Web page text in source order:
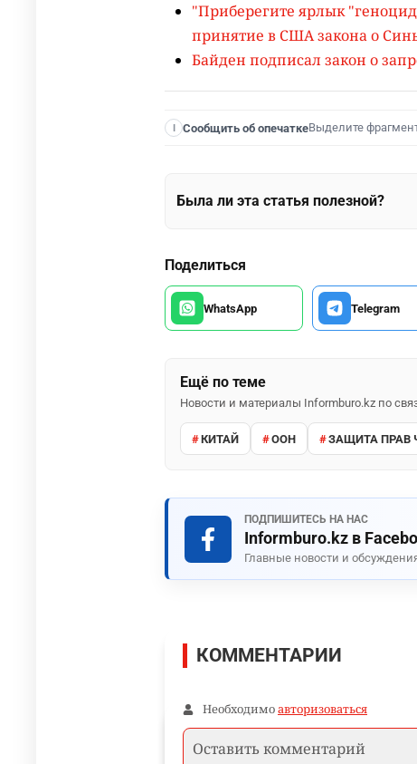
"Приберегите ярлык
принятие в США закона о
Байден подписал закон о
I Сообщить об опечаткеВыделите
Была ли эта статья полезной?
Поделиться
WhatsApp Telegram
Ещё по теме
Новости и материалы Informburo.kz по
КИТАЙ ООН ЗАЩИТА ПРАВ
ПОДПИШИТЕСЬ НА НАС
Informburo.kz в
Главные новости и
КОММЕНТАРИИ
Необходимоавторизоваться